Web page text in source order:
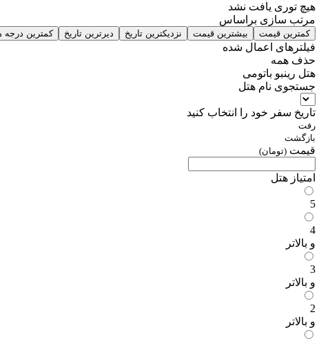
هیچ توری یافت نشد
مرتب سازی براساس
کمترین قیمت بیشترین قیمت نزدیکترین تاریخ دیرترین تاریخ کمترین درجه
فیلترهای اعمال شده
حذف همه
هتل رینبو باتومی
جستجوی نام هتل
تاریخ سفر خود را انتخاب کنید
رفت
بازگشت
قیمت (تومان)
امتیاز هتل
5
4
و بالاتر
3
و بالاتر
2
و بالاتر